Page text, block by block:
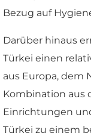
Bezug auf
Darüber hinaus
Türkei einen
aus Europa, dem
Kombination aus
Einrichtungen
Türkei zu einem